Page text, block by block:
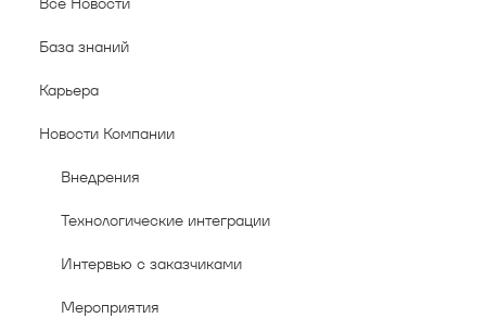
База знаний
Карьера
Новости Компании
Внедрения
Технологические интеграции
Интервью с заказчиками
Мероприятия